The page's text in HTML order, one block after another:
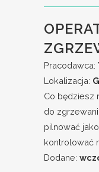
Pracodawca:
Lokalizacja:
Co będziesz
do
pilnować
kontrolować
Dodane: